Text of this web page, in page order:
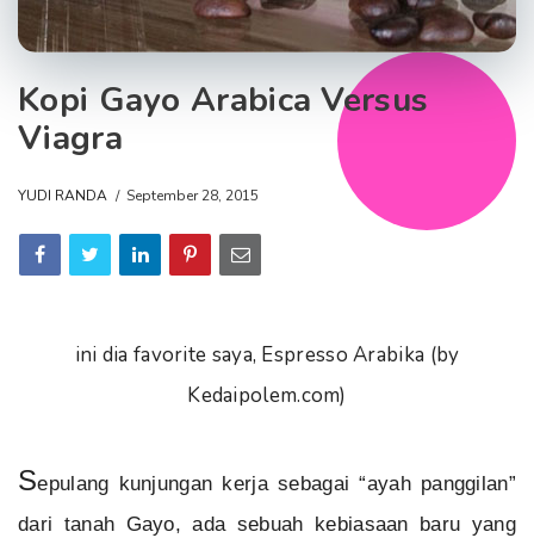
Kopi Gayo Arabica Versus
Viagra
YUDI RANDA September 28, 2015
ini dia favorite saya, Espresso Arabika (by
Kedaipolem.com)
Sepulang kunjungan kerja sebagai “ayah panggilan”
dari tanah Gayo, ada sebuah kebiasaan baru yang